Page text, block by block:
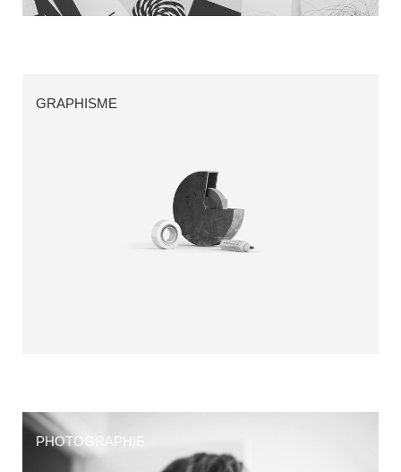
GRAPHISME
PHOTOGRAPHIE